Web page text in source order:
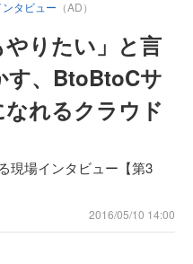
タビュー （AD）
りたい」と言
す、BtoBtoCサ
れるクラウド
現場インタビュー【第3
2016/05/10 14:00